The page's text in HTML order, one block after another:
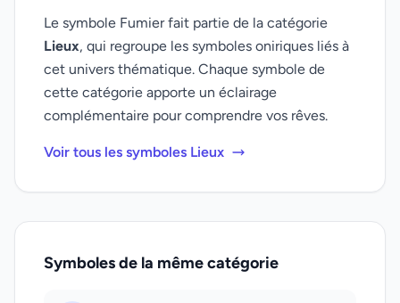
Le symbole Fumier fait partie de la catégorie
Lieux, qui regroupe les symboles oniriques liés à
cet univers thématique. Chaque symbole de
cette catégorie apporte un éclairage
complémentaire pour comprendre vos rêves.
Voir tous les symboles Lieux
Symboles de la même catégorie